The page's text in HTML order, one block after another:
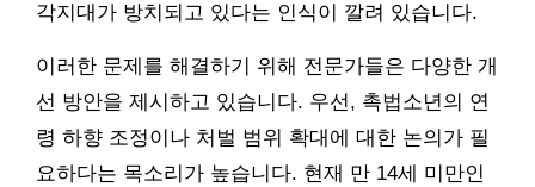
각지대가 방치되고 있다는 인식이 깔려 있습니다.
이러한 문제를 해결하기 위해 전문가들은 다양한 개
선 방안을 제시하고 있습니다. 우선, 촉법소년의 연
령 하향 조정이나 처벌 범위 확대에 대한 논의가 필
요하다는 목소리가 높습니다. 현재 만 14세 미만인